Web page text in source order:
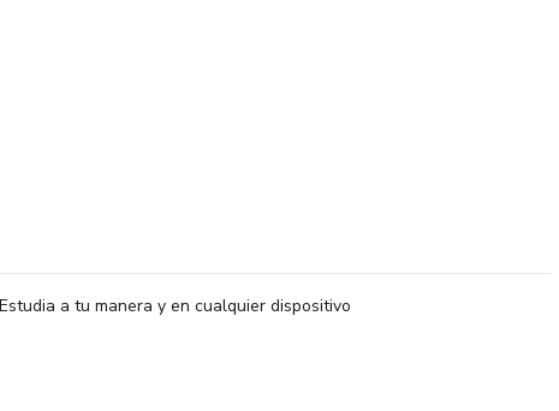
Estudia a tu manera y en cualquier dispositivo